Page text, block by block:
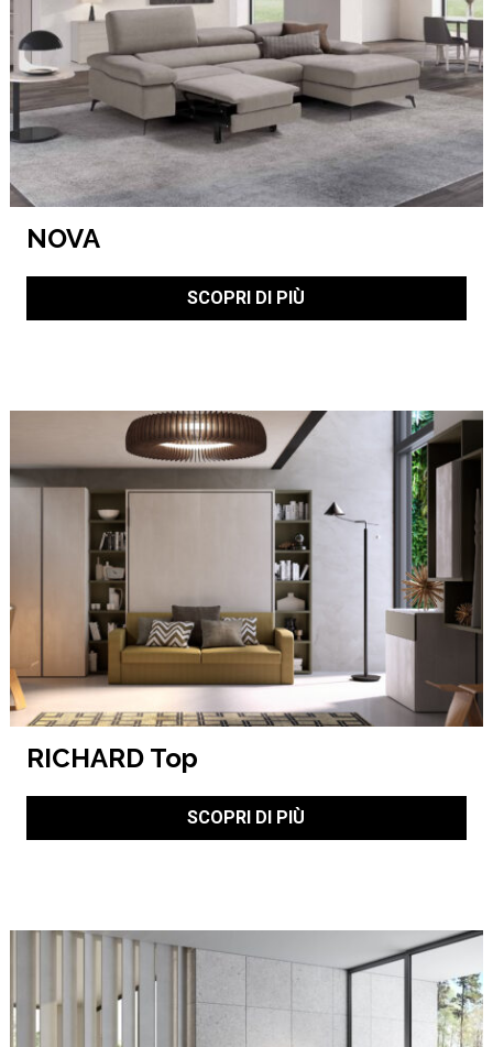
NOVA
SCOPRI DI PIÙ
RICHARD Top
SCOPRI DI PIÙ